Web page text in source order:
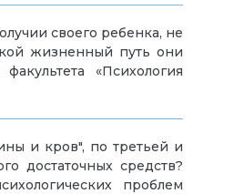
своего ребенка, не
жизненный путь они
факультета «Психология
и кров", по третьей и
достаточных средств?
проблем